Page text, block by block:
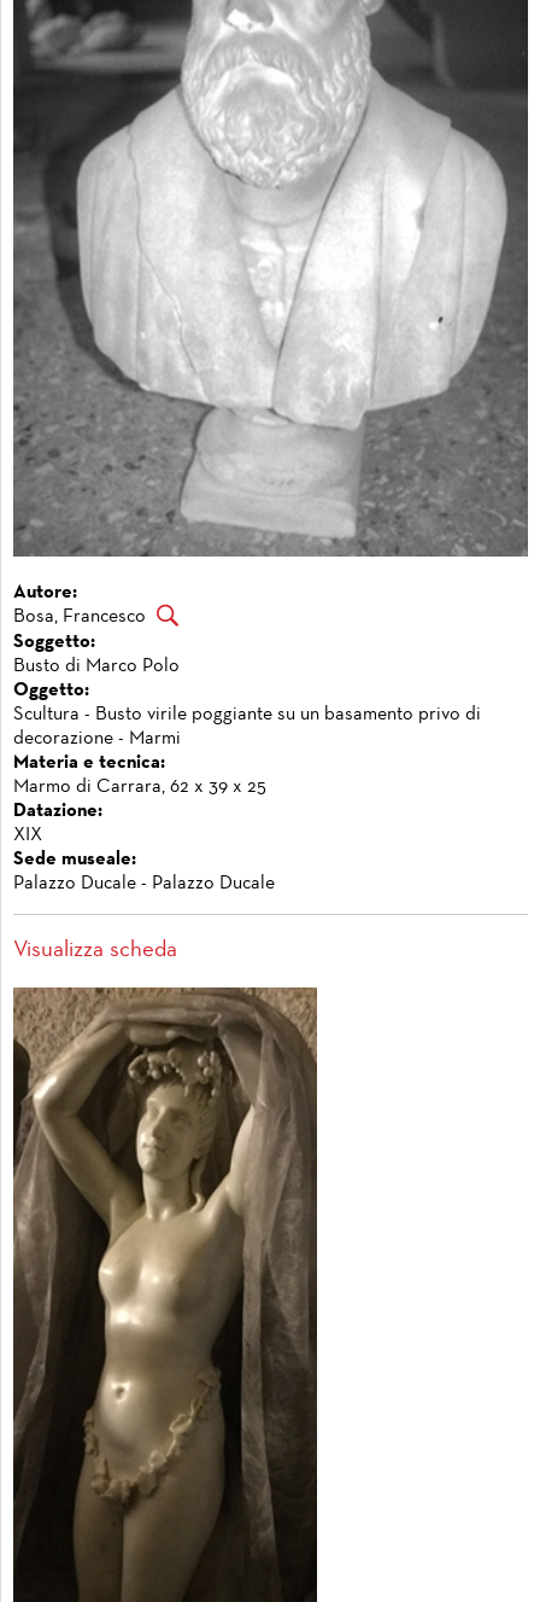
Autore:
Bosa, Francesco
Soggetto:
Busto di Marco Polo
Oggetto:
Scultura - Busto virile poggiante su un basamento privo di
decorazione - Marmi
Materia e tecnica:
Marmo di Carrara, 62 x 39 x 25
Datazione:
XIX
Sede museale:
Palazzo Ducale - Palazzo Ducale
Visualizza scheda